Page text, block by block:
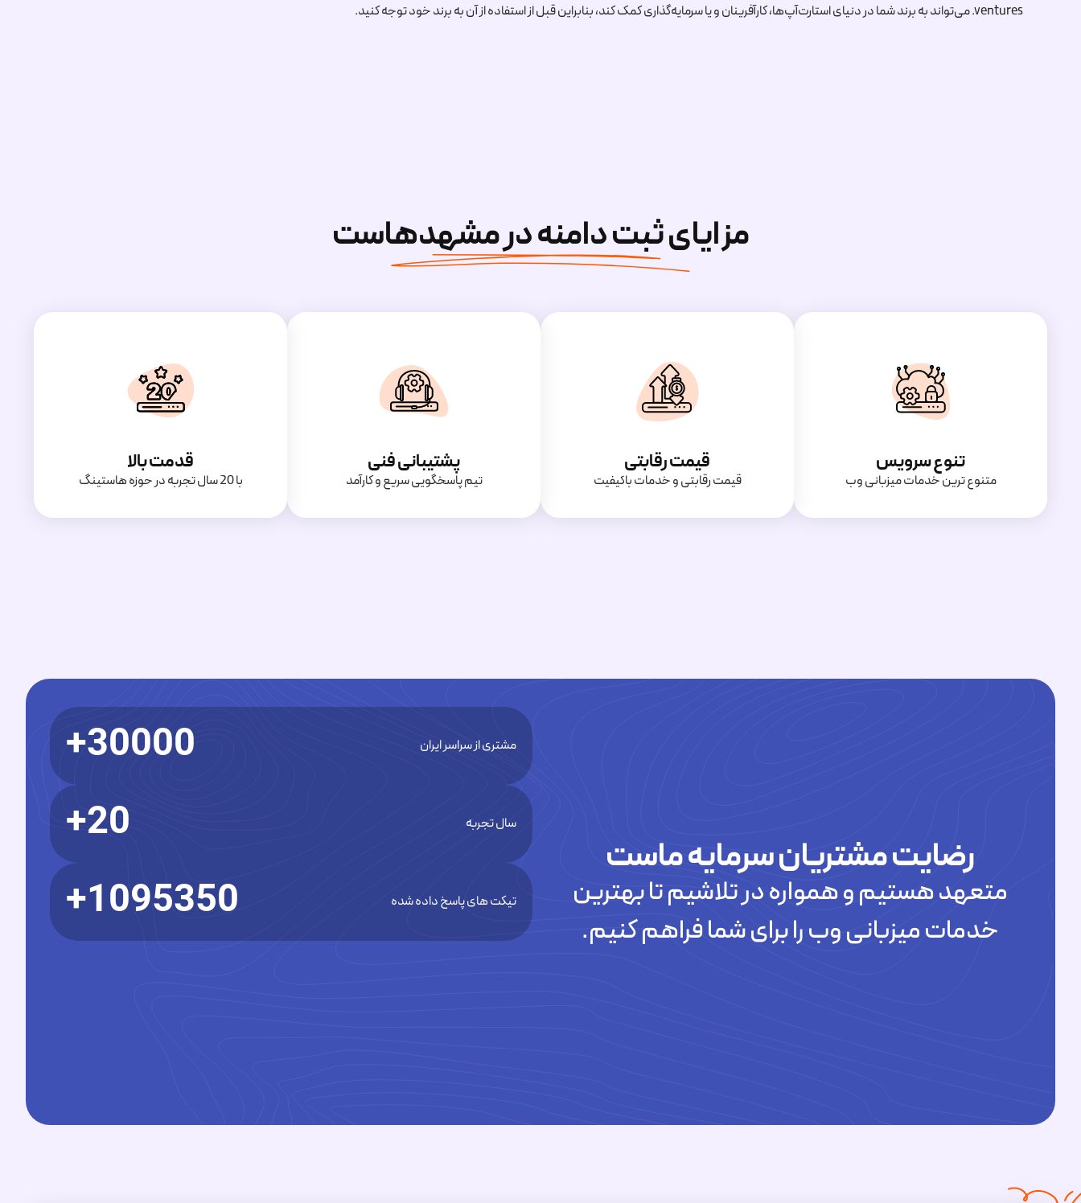
.venturesمی‌تواند به برند شما در دنیای استارت‌آپ‌ها، کارآفرینان و یا سرمایه‌گذاری کمک کند، بنابراین قبل از استفاده از آن به برند خود توجه کنید.
مزایای ثبت دامنه در مشهدهاست
تنوع سرویس
متنوع ترین خدمات میزبانی وب
قیمت رقابتی
قیمت‌ رقابتی و خدمات باکیفیت
پشتیبانی فنی
تیم پاسخگویی سریع و کارآمد
قدمت بالا
با 20 سال تجربه در حوزه هاستینگ
رضایت مشتریان سرمایه ماست
متعهد هستیم و همواره در تلاشیم تا بهترین
خدمات میزبانی وب را برای شما فراهم کنیم.
مشتری از سراسر ایران 30000+
سال تجربه 20+
تیکت های پاسخ داده شده 1095350+